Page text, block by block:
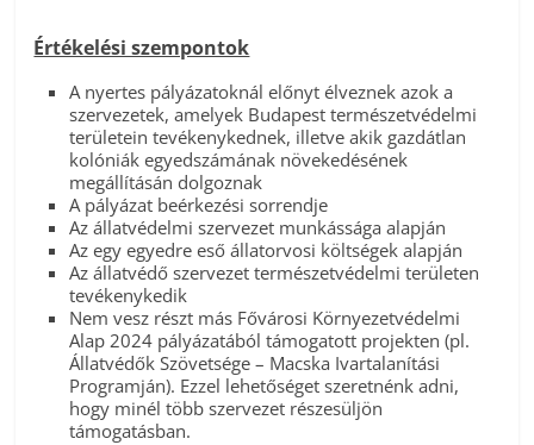
Értékelési szempontok
A nyertes pályázatoknál előnyt élveznek azok a
szervezetek, amelyek Budapest természetvédelmi
területein tevékenykednek, illetve akik gazdátlan
kolóniák egyedszámának növekedésének
megállításán dolgoznak
A pályázat beérkezési sorrendje
Az állatvédelmi szervezet munkássága alapján
Az egy egyedre eső állatorvosi költségek alapján
Az állatvédő szervezet természetvédelmi területen
tevékenykedik
Nem vesz részt más Fővárosi Környezetvédelmi
Alap 2024 pályázatából támogatott projekten (pl.
Állatvédők Szövetsége – Macska Ivartalanítási
Programján). Ezzel lehetőséget szeretnénk adni,
hogy minél több szervezet részesüljön
támogatásban.